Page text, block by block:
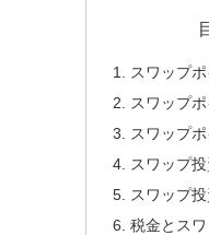
スワップ
スワップ
スワップ
スワップ
スワップ
税金とス